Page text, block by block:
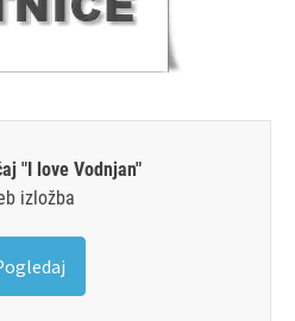
"I love Vodnjan"
izložba